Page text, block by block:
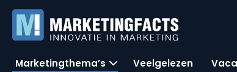
Marketingthema’s Veelgelezen